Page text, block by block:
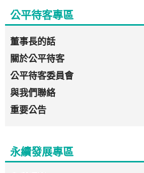
公平待客專區
董事長的話
關於公平待客
公平待客委員會
與我們聯絡
重要公告
永續發展專區